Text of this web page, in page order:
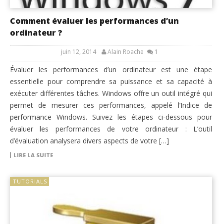
Comment évaluer les performances d’un
ordinateur ?
juin 12, 2014 Alain Roache 1
Évaluer les performances d’un ordinateur est une étape
essentielle pour comprendre sa puissance et sa capacité à
exécuter différentes tâches. Windows offre un outil intégré qui
permet de mesurer ces performances, appelé l’Indice de
performance Windows. Suivez les étapes ci-dessous pour
évaluer les performances de votre ordinateur : L’outil
d’évaluation analysera divers aspects de votre […]
LIRE LA SUITE
TUTORIALS